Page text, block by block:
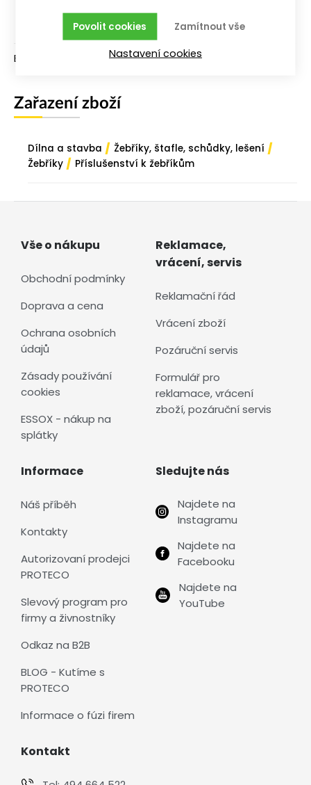
Technické specifikace
Botička ke schůdkům 10.66**-KR,OB 40 x 20 mm.
Zařazení zboží
Dílna a stavba / Žebříky, štafle, schůdky, lešení /
Žebříky / Příslušenství k žebříkům
Vše o nákupu
Obchodní podmínky
Doprava a cena
Ochrana osobních
údajů
Zásady používání
cookies
ESSOX - nákup na
splátky
Reklamace,
vrácení, servis
Reklamační řád
Vrácení zboží
Pozáruční servis
Formulář pro
reklamace, vrácení
zboží, pozáruční servis
Informace
Náš příběh
Kontakty
Autorizovaní prodejci
PROTECO
Slevový program pro
firmy a živnostníky
Odkaz na B2B
BLOG - Kutíme s
PROTECO
Informace o fúzi firem
Sledujte nás
Najdete na
Instagramu
Najdete na
Facebooku
Najdete na
YouTube
Kontakt
Zamítnout vše
Povolit cookies
Nastavení cookies